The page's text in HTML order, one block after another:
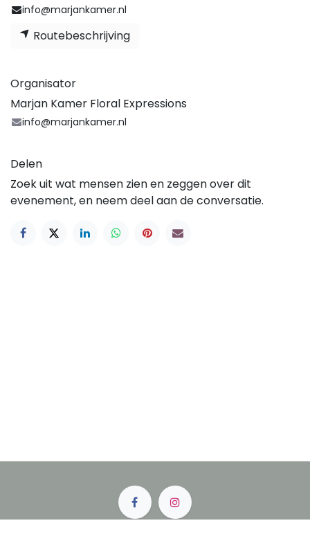
info@marjankamer.nl
Routebeschrijving
Organisator
Marjan Kamer Floral Expressions
info@marjankamer.nl
Delen
Zoek uit wat mensen zien en zeggen over dit
evenement, en neem deel aan de conversatie.